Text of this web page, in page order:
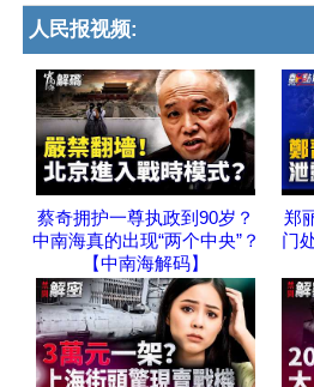
人民报视频:
蔡奇拥护一尊执政到90岁？
中南海真的出现“两个中央”？
【中南海解码】
郑
门